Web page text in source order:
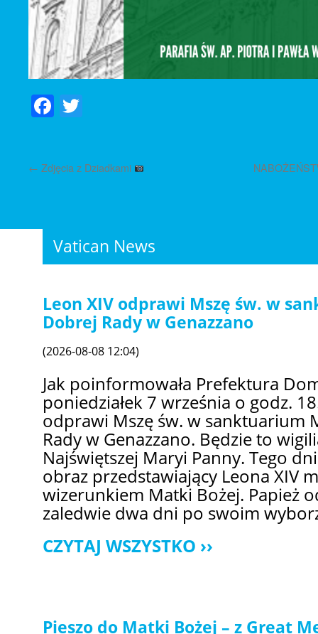
Facebook
← Zdjęcia z Dziadkami
Vatican News
Leon XIV odprawi Mszę św. w
Dobrej Rady w Genazzano
(2026-08-08 12:04)
Jak poinformowała Prefektura
poniedziałek 7 września o godz.
odprawi Mszę św. w sanktuarium
Rady w Genazzano. Będzie to
Najświętszej Maryi Panny. Tego
obraz przedstawiający Leona XIV
wizerunkiem Matki Bożej. Papież
zaledwie dwa dni po swoim
CZYTAJ WSZYSTKO
Pieszo do Matki Bożej – z Great